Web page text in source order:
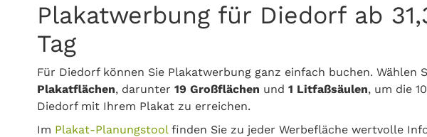
Plakatwerbung für Diedorf ab
Tag
Für Diedorf können Sie Plakatwerbung ganz einfach buchen. Wählen
Plakatflächen, darunter 19 Großflächen und 1 Litfaßsäulen, um die
Diedorf mit Ihrem Plakat zu erreichen.
Im Plakat-Planungstoolfinden Sie zu jeder Werbefläche wertvolle